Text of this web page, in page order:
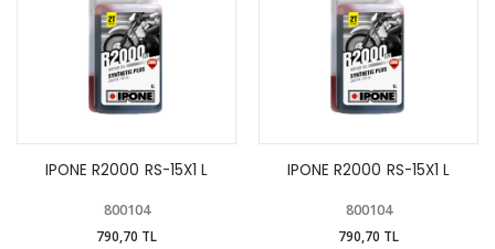
IPONE R2000 RS-15X1 L
800104
790,70 TL
IPONE R2000 RS-15X1 L
800104
790,70 TL